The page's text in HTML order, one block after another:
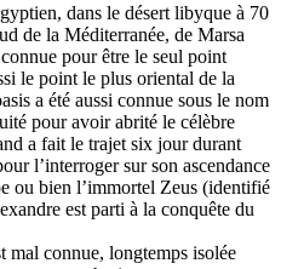
dans le désert libyque à 70
de la Méditerranée, de Marsa
pour être le seul point
le point le plus oriental de la
a été aussi connue sous le nom
pour avoir abrité le célèbre
a fait le trajet six jour durant
l’interroger sur son ascendance
ou bien l’immortel Zeus (identifié
est parti à la conquête du
mal connue, longtemps isolée